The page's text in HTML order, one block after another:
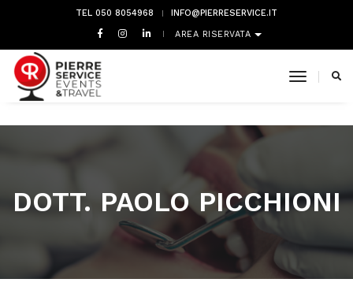
TEL 050 8054968 INFO@PIERRESERVICE.IT
AREA RISERVATA
toggle
DOTT. PAOLO PICCHIONI